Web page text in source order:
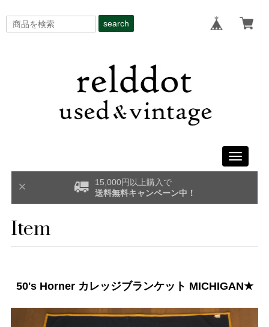
search
Toggle
15,000円以上購入で
送料無料キャンペーン中！
Item
50's Horner カレッジブランケット MICHIGAN★